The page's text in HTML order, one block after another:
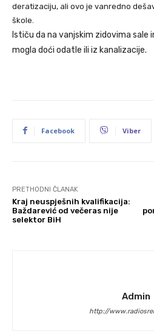
deratizaciju, ali ovo je vanredno
škole.
Ističu da na vanjskim zidovima sale
mogla doći odatle ili iz kanalizacije.
Facebook Viber
PRETHODNI ČLANAK
Kraj neuspješnih kvalifikacija:
Baždarević od večeras nije
selektor BiH
Admin
http://